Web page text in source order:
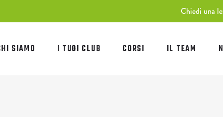
Chiedi una
SIAMO I TUOI CLUB CORSI IL TEAM